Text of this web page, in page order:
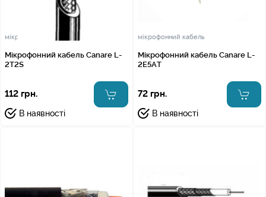
мікрофонний кабель
Мікрофонний кабель Canare L-
2T2S
112 грн.
В наявності
мікрофонний кабель
Мікрофонний кабель Canare L-
2E5AT
72 грн.
В наявності